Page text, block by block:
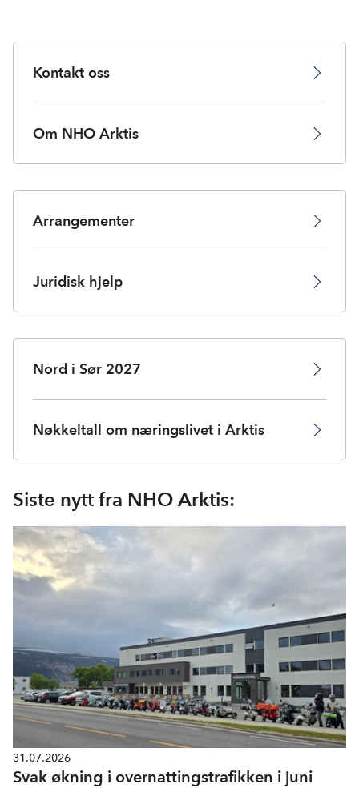
Kontakt oss
Om NHO Arktis
Arrangementer
Juridisk hjelp
Nord i Sør 2027
Nøkkeltall om næringslivet i Arktis
Siste nytt fra NHO Arktis:
31.07.2026
Svak økning i overnattingstrafikken i juni